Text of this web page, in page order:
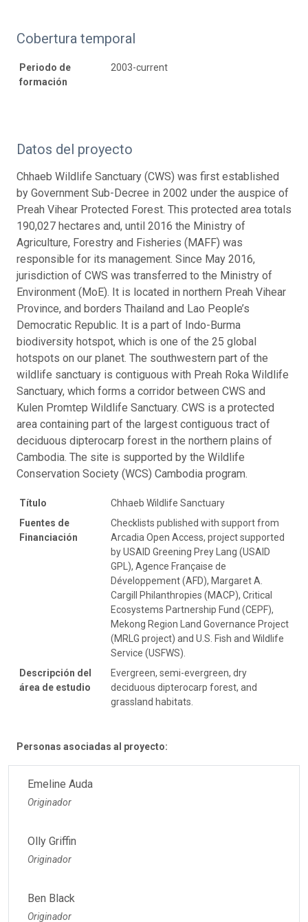
Cobertura temporal
Periodo de
formación
2003-current
Datos del proyecto
Chhaeb Wildlife Sanctuary (CWS) was first established
by Government Sub-Decree in 2002 under the auspice of
Preah Vihear Protected Forest. This protected area totals
190,027 hectares and, until 2016 the Ministry of
Agriculture, Forestry and Fisheries (MAFF) was
responsible for its management. Since May 2016,
jurisdiction of CWS was transferred to the Ministry of
Environment (MoE). It is located in northern Preah Vihear
Province, and borders Thailand and Lao People’s
Democratic Republic. It is a part of Indo-Burma
biodiversity hotspot, which is one of the 25 global
hotspots on our planet. The southwestern part of the
wildlife sanctuary is contiguous with Preah Roka Wildlife
Sanctuary, which forms a corridor between CWS and
Kulen Promtep Wildlife Sanctuary. CWS is a protected
area containing part of the largest contiguous tract of
deciduous dipterocarp forest in the northern plains of
Cambodia. The site is supported by the Wildlife
Conservation Society (WCS) Cambodia program.
Título
Chhaeb Wildlife Sanctuary
Fuentes de
Financiación
Checklists published with support from
Arcadia Open Access, project supported
by USAID Greening Prey Lang (USAID
GPL), Agence Française de
Développement (AFD), Margaret A.
Cargill Philanthropies (MACP), Critical
Ecosystems Partnership Fund (CEPF),
Mekong Region Land Governance Project
(MRLG project) and U.S. Fish and Wildlife
Service (USFWS).
Descripción del
área de estudio
Evergreen, semi-evergreen, dry
deciduous dipterocarp forest, and
grassland habitats.
Personas asociadas al proyecto:
Emeline Auda
Originador
Olly Griffin
Originador
Ben Black
Originador